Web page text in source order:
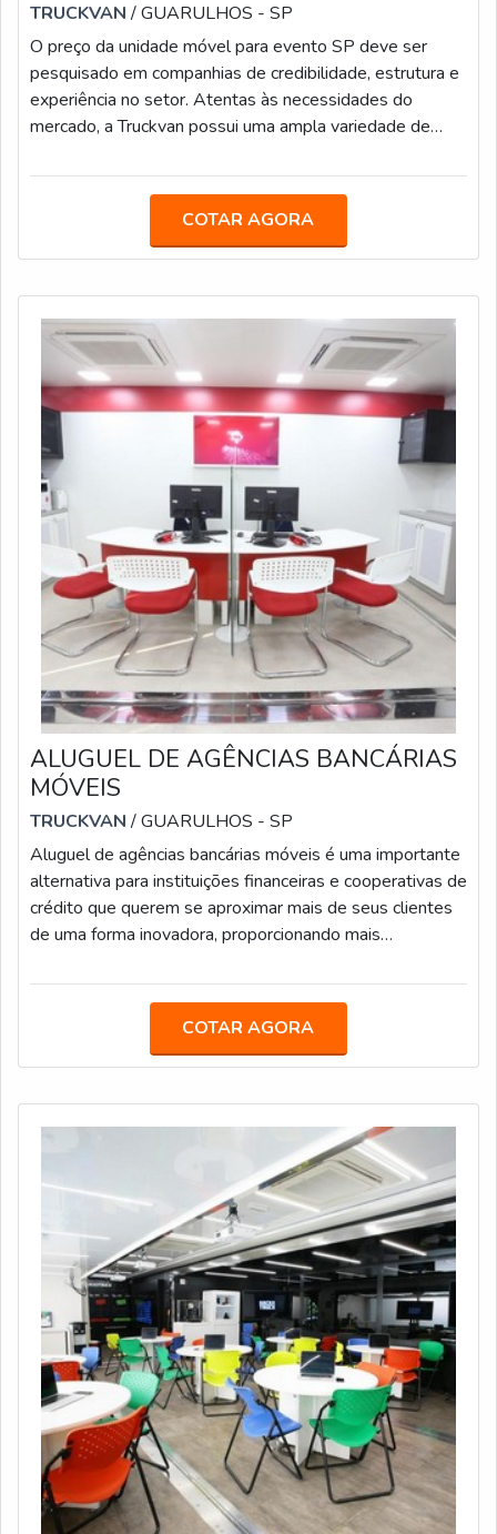
TRUCKVAN/ GUARULHOS - SP
O preço da unidade móvel para evento SP deve ser
pesquisado em companhias de credibilidade, estrutura e
experiência no setor. Atentas às necessidades do
mercado, a Truckvan possui uma ampla variedade de
tais como: Veículos de Luxo para Transporte Executivo
caminhões e módulos (contêineres) que podem ser
customizados como Showroom, Loja, Museu, Estande,
COTAR AGORA
ALUGUEL DE AGÊNCIAS BANCÁRIAS
MÓVEIS
TRUCKVAN/ GUARULHOS - SP
Aluguel de agências bancárias móveis é uma importante
alternativa para instituições financeiras e cooperativas de
crédito que querem se aproximar mais de seus clientes
de uma forma inovadora, proporcionando mais
locais que não possuem pontos de autoatendimento ou
habitantes.MAIS INFORMAÇÕES SOBRE A
EMPRESAE quem oferece esse serviço com qualidade
COTAR AGORA